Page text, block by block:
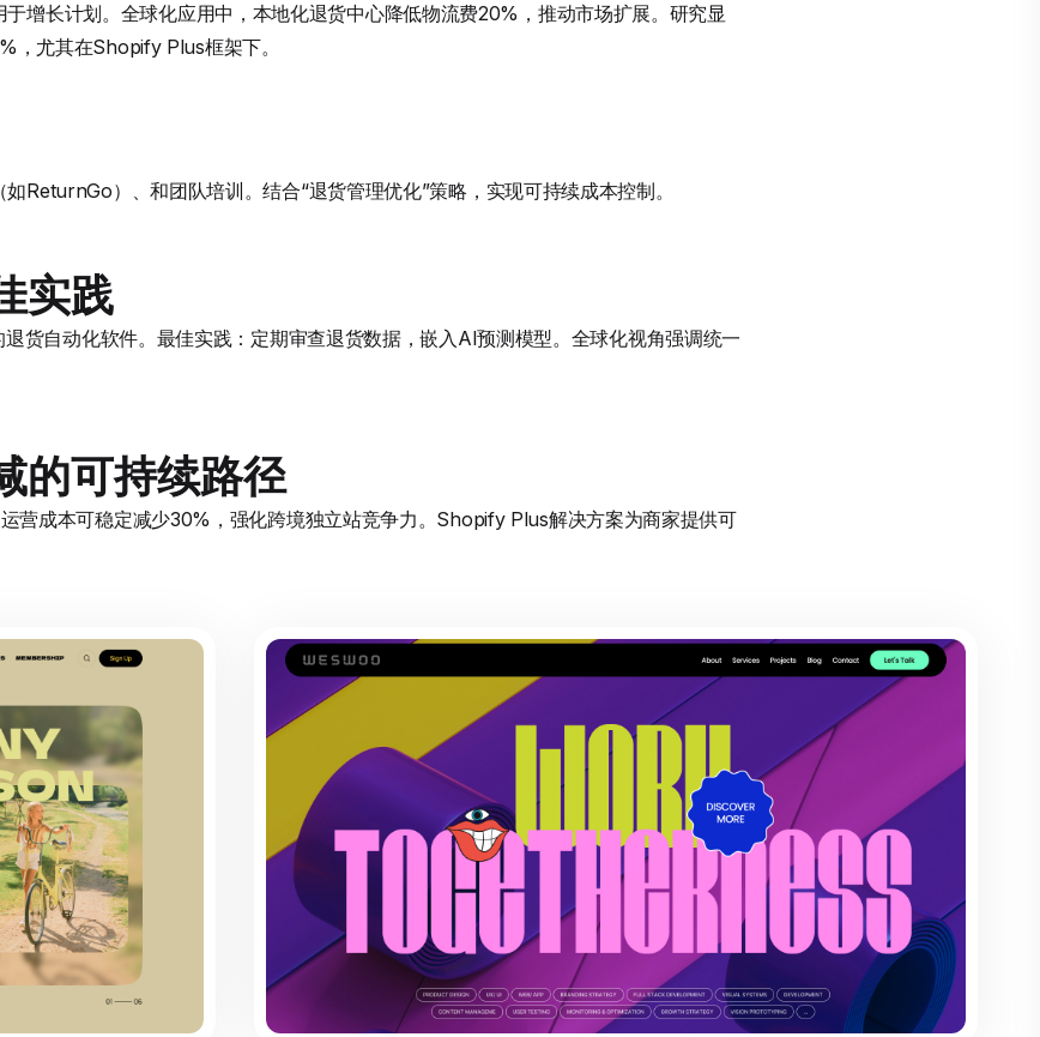
增长计划。全球化应用中，本地化退货中心降低物流费20%，推动市场扩展。研究显
，尤其在Shopify Plus框架下。
ReturnGo）、和团队培训。结合“退货管理优化”策略，实现可持续成本控制。
实践
货自动化软件。最佳实践：定期审查退货数据，嵌入AI预测模型。全球化视角强调统一
的可持续路径
营成本可稳定减少30%，强化跨境独立站竞争力。Shopify Plus解决方案为商家提供可